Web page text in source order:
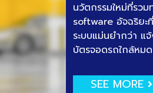
นวัตกรรมใหม่ที่รวม
software อัจฉริยะ
ระบบแม่นยำกว่า แ
บัตรจอดรถใกล้หมด
SEE MORE